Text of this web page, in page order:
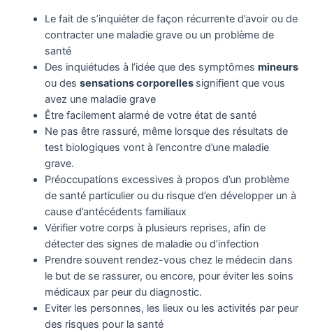
Le fait de s’inquiéter de façon récurrente d’avoir ou de
contracter une maladie grave ou un problème de
santé
Des inquiétudes à l’idée que des symptômes mineurs
ou des sensations corporelles signifient que vous
avez une maladie grave
Être facilement alarmé de votre état de santé
Ne pas être rassuré, même lorsque des résultats de
test biologiques vont à l’encontre d’une maladie
grave.
Préoccupations excessives à propos d’un problème
de santé particulier ou du risque d’en développer un à
cause d’antécédents familiaux
Vérifier votre corps à plusieurs reprises, afin de
détecter des signes de maladie ou d’infection
Prendre souvent rendez-vous chez le médecin dans
le but de se rassurer, ou encore, pour éviter les soins
médicaux par peur du diagnostic.
Eviter les personnes, les lieux ou les activités par peur
des risques pour la santé